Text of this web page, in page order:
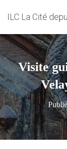
ILC La Cité
Visite